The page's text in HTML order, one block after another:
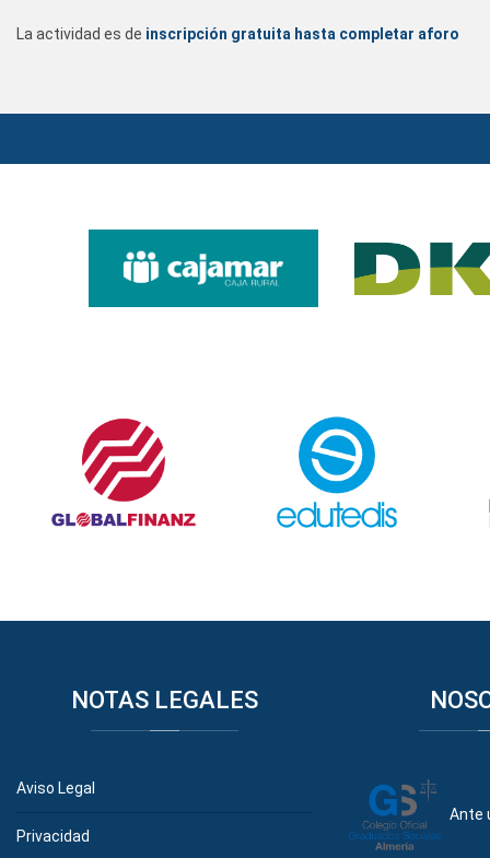
La actividad es de inscripción gratuita hasta completar aforo
NOTASLEGALES
Aviso Legal
Privacidad
Ante